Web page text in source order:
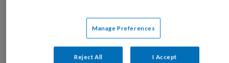
langdurig verzuim.
Zowel bedrijfsartsen als arbeidsdeskundigen
zijn van mening dat vroegtijdige inzet mogelijk
Manage Preferences
Reject All I Accept